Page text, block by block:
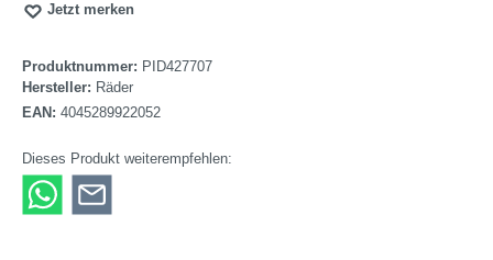
Jetzt merken
Produktnummer: PID427707
Hersteller: Räder
EAN: 4045289922052
Dieses Produkt weiterempfehlen: